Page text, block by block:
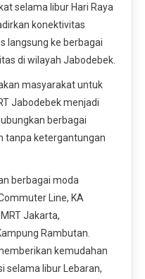
selama libur Hari Raya
konektivitas
langsung ke berbagai
di wilayah Jabodebek.
masyarakat untuk
Jabodebek menjadi
berbagai
tanpa ketergantungan
berbagai moda
Line, KA
Jakarta,
Rambutan.
kemudahan
selama libur Lebaran,